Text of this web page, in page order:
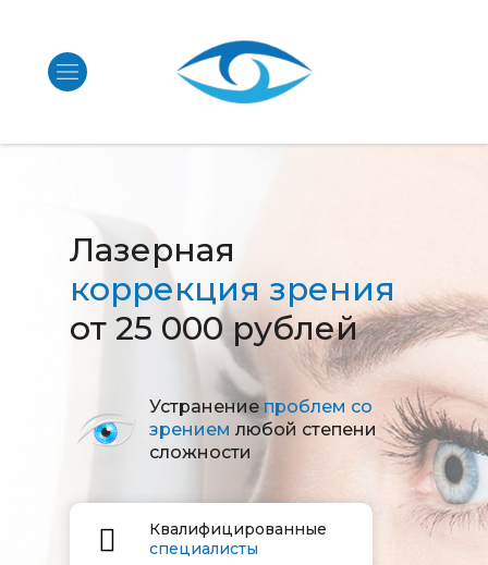
Лазерная
коррекция зрения
от 25 000 рублей
Устранение проблем со
зрением любой степени
сложности
Квалифицированные
специалисты